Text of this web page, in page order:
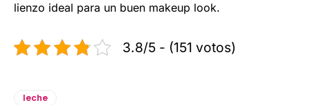
lienzo ideal para un buen makeup look.
3.8/5 - (151 votos)
leche